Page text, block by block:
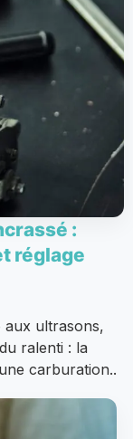
:
réglage
aux ultrasons,
ralenti : la
carburation..